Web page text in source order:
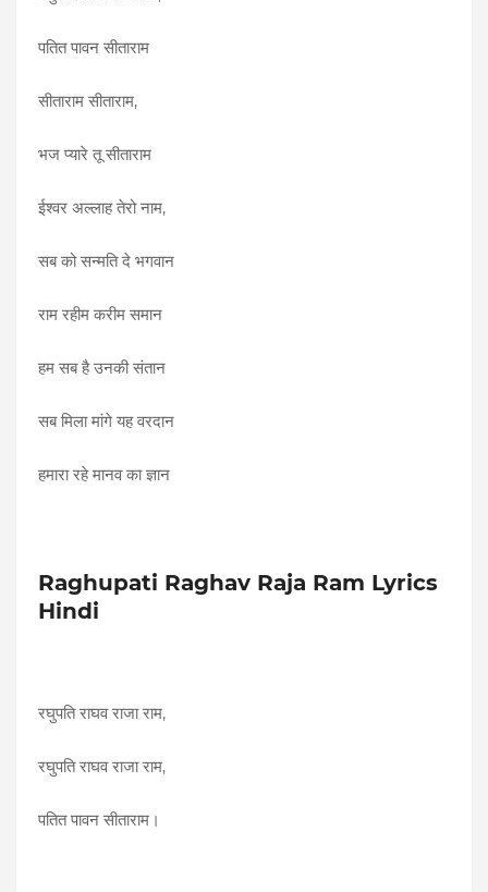
पतित पावन सीताराम
सीताराम सीताराम,
भज प्यारे तू सीताराम
ईश्वर अल्लाह तेरो नाम,
सब को सन्मति दे भगवान
राम रहीम करीम समान
हम सब है उनकी संतान
सब मिला मांगे यह वरदान
हमारा रहे मानव का ज्ञान
Raghupati Raghav Raja Ram Lyrics
Hindi
रघुपति राघव राजा राम,
रघुपति राघव राजा राम,
पतित पावन सीताराम।